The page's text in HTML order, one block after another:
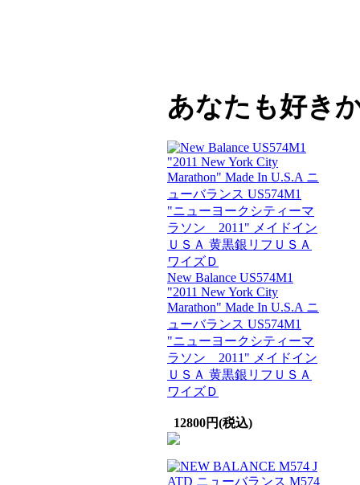
あなたも好き
New Balance US574M1
"2011 New York City
Marathon" Made In U.S.A ニ
ューバランス US574M1
"ニューヨークシティーマ
ラソン 2011" メイドイン
ＵＳＡ 黄黒銀リフＵＳＡ
ワイズＤ
12800円(税込)